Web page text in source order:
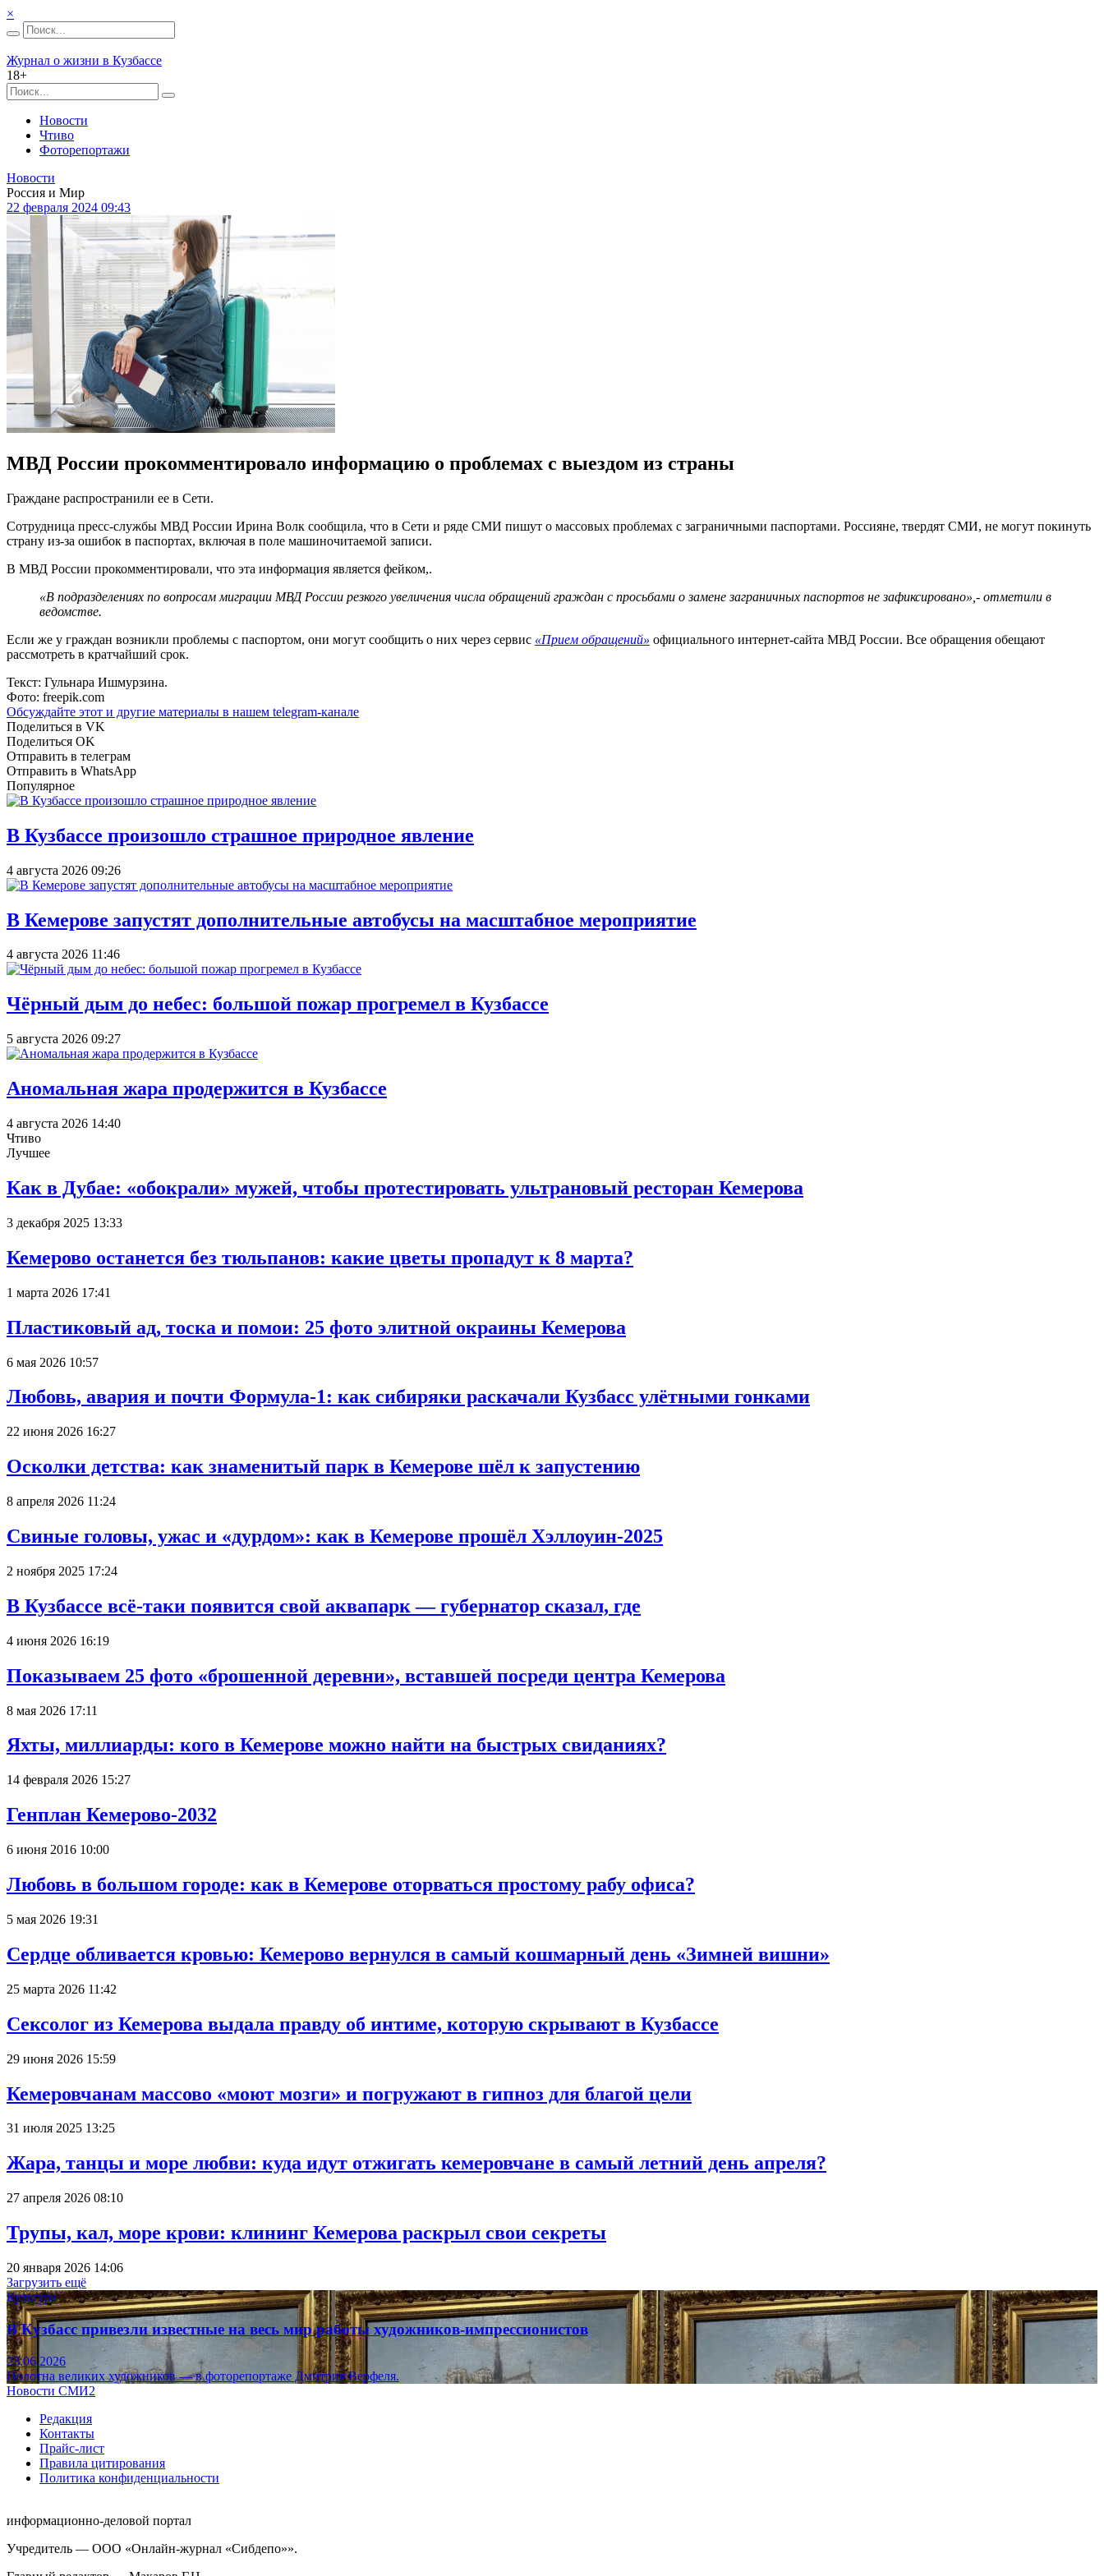
×
Журнал о жизни в Кузбассе
18+
Новости
Чтиво
Фоторепортажи
Новости
Россия и Мир
22 февраля 2024 09:43
МВД России прокомментировало информацию о проблемах с выездом из страны
Граждане распространили ее в Сети.
Сотрудница пресс-службы МВД России Ирина Волк сообщила, что в Сети и ряде СМИ пишут о массовых проблемах с заграничными паспортами. Россияне, твердят СМИ, не могут покинуть
страну из-за ошибок в паспортах, включая в поле машиночитаемой записи.
В МВД России прокомментировали, что эта информация является фейком,.
«В подразделениях по вопросам миграции МВД России резкого увеличения числа обращений граждан с просьбами о замене заграничных паспортов не зафиксировано»,- отметили в
ведомстве.
Если же у граждан возникли проблемы с паспортом, они могут сообщить о них через сервис «Прием обращений» официального интернет-сайта МВД России. Все обращения обещают
рассмотреть в кратчайший срок.
Текст: Гульнара Ишмурзина.
Фото: freepik.com
Обсуждайте этот и другие материалы в нашем telegram-канале
Поделиться в VK
Поделиться OK
Отправить в телеграм
Отправить в WhatsApp
Популярное
В Кузбассе произошло страшное природное явление
4 августа 2026 09:26
В Кемерове запустят дополнительные автобусы на масштабное мероприятие
4 августа 2026 11:46
Чёрный дым до небес: большой пожар прогремел в Кузбассе
5 августа 2026 09:27
Аномальная жара продержится в Кузбассе
4 августа 2026 14:40
Чтиво
Лучшее
Как в Дубае: «обокрали» мужей, чтобы протестировать ультрановый ресторан Кемерова
3 декабря 2025 13:33
Кемерово останется без тюльпанов: какие цветы пропадут к 8 марта?
1 марта 2026 17:41
Пластиковый ад, тоска и помои: 25 фото элитной окраины Кемерова
6 мая 2026 10:57
Любовь, авария и почти Формула-1: как сибиряки раскачали Кузбасс улётными гонками
22 июня 2026 16:27
Осколки детства: как знаменитый парк в Кемерове шёл к запустению
8 апреля 2026 11:24
Свиные головы, ужас и «дурдом»: как в Кемерове прошёл Хэллоуин-2025
2 ноября 2025 17:24
В Кузбассе всё-таки появится свой аквапарк — губернатор сказал, где
4 июня 2026 16:19
Показываем 25 фото «брошенной деревни», вставшей посреди центра Кемерова
8 мая 2026 17:11
Яхты, миллиарды: кого в Кемерове можно найти на быстрых свиданиях?
14 февраля 2026 15:27
Генплан Кемерово-2032
6 июня 2016 10:00
Любовь в большом городе: как в Кемерове оторваться простому рабу офиса?
5 мая 2026 19:31
Сердце обливается кровью: Кемерово вернулся в самый кошмарный день «Зимней вишни»
25 марта 2026 11:42
Сексолог из Кемерова выдала правду об интиме, которую скрывают в Кузбассе
29 июня 2026 15:59
Кемеровчанам массово «моют мозги» и погружают в гипноз для благой цели
31 июля 2025 13:25
Жара, танцы и море любви: куда идут отжигать кемеровчане в самый летний день апреля?
27 апреля 2026 08:10
Трупы, кал, море крови: клининг Кемерова раскрыл свои секреты
20 января 2026 14:06
Загрузить ещё
Культура
В Кузбасс привезли известные на весь мир работы художников-импрессионистов
23.06.2026
Полотна великих художников — в фоторепортаже Дмитрия Верфеля.
Новости СМИ2
Редакция
Контакты
Прайс-лист
Правила цитирования
Политика конфиденциальности
информационно-деловой портал
Учредитель — ООО «Онлайн-журнал «Сибдепо»».